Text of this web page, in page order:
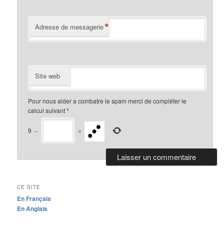
Adresse de messagerie*
Site web
Pour nous aider a combatre le spam merci de compléter le
calcul suivant*
9 − =
CE SITE
En Français
En Anglais